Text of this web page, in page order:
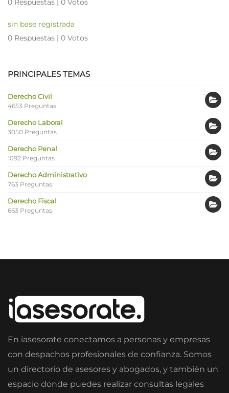
0 Respuestas | 0 Votos
sin base registrada
0 Respuestas | 0 Votos
PRINCIPALES TEMAS
Derecho Civil
4653 Preguntas
Derecho Laboral
3050 Preguntas
Derecho Penal
1092 Preguntas
Derecho Administrativo
763 Preguntas
Derecho Fiscal
663 Preguntas
En iasesorate conectamos a personas y empresas
con despachos profesionales de confianza. Somos
un directorio de asesores y abogados, y también un
espacio donde puedes realizar consultas legales